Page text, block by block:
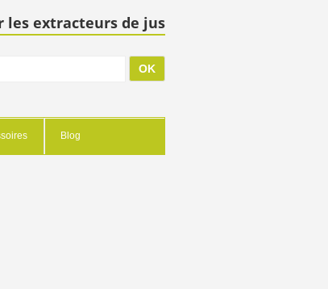
extracteurs de jus
Blog